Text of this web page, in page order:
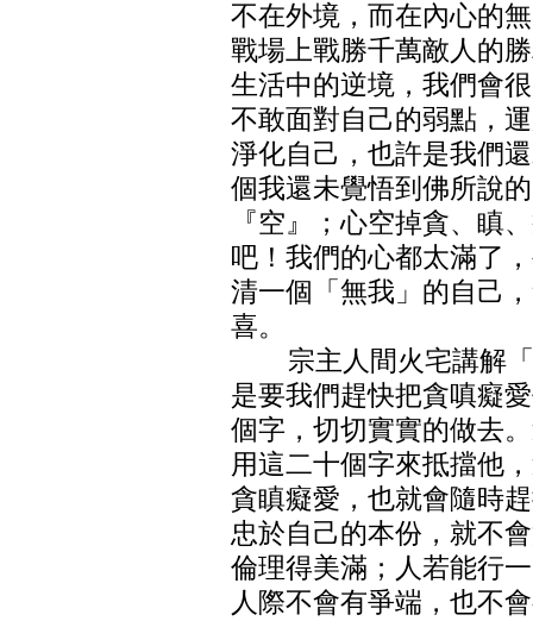
不在外境，而在內心的
戰場上戰勝千萬敵人的
生活中的逆境，我們會
不敢面對自己的弱點，
淨化自己，也許是我們
個我還未覺悟到佛所說
『空』；心空掉貪、瞋
吧！我們的心都太滿了
清一個「無我」的自己
喜。
宗主人間火宅講解「
是要我們趕快把貪嗔癡
個字，切切實實的做去
用這二十個字來抵擋他
貪瞋癡愛，也就會隨時
忠於自己的本份，就不
倫理得美滿；人若能行
人際不會有爭端，也不